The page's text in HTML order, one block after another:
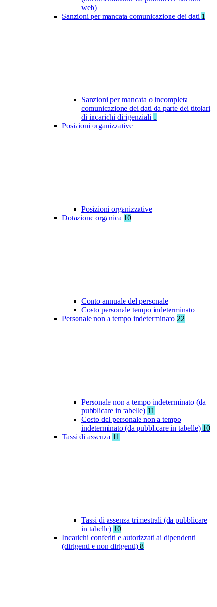
web)
Sanzioni per mancata comunicazione dei dati 1
Sanzioni per mancata o incompleta
comunicazione dei dati da parte dei titolari
di incarichi dirigenziali 1
Posizioni organizzative
Posizioni organizzative
Dotazione organica 10
Conto annuale del personale
Costo personale tempo indeterminato
Personale non a tempo indeterminato 22
Personale non a tempo indeterminato (da
pubblicare in tabelle) 11
Costo del personale non a tempo
indeterminato (da pubblicare in tabelle) 10
Tassi di assenza 11
Tassi di assenza trimestrali (da pubblicare
in tabelle) 10
Incarichi conferiti e autorizzati ai dipendenti
(dirigenti e non dirigenti) 8